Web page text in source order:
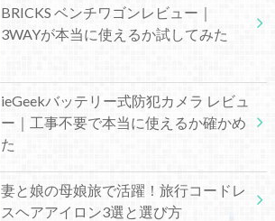
BRICKS ベンチワゴンレビュー｜
3WAYが本当に使えるか試してみた
ieGeekバッテリー式防犯カメラ レビュ
ー｜工事不要で本当に使えるか確かめ
た
妻と娘の母娘旅で活躍！旅行コードレ
スヘアアイロン3選と選び方